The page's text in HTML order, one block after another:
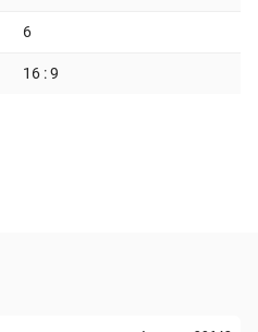
6
16 : 9